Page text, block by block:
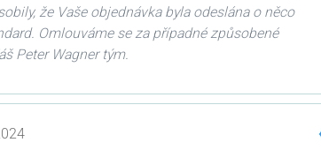
že Vaše objednávka byla odeslána o něco
Omlouváme se za případné způsobené
Peter Wagner tým.